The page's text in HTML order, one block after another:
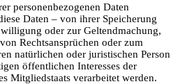
personenbezogenen Daten
Daten – von ihrer Speicherung
oder zur Geltendmachung,
Rechtsansprüchen oder zum
natürlichen oder juristischen Person
öffentlichen Interesses der
Mitgliedstaats verarbeitet werden.